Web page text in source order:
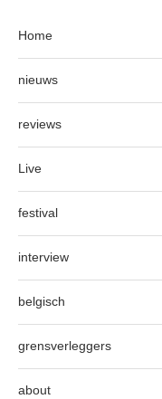
Home
nieuws
reviews
Live
festival
interview
belgisch
grensverleggers
about